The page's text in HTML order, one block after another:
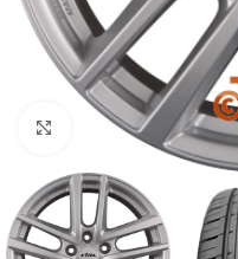
Zum Vergrößern klicken